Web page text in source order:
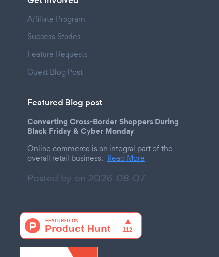
Affiliate Program
Success Stories
Feature Requests
Guest Blog Post
Featured Blog post
Converting Cross-Border Shoppers During
Black Friday & Cyber Monday
Online commerce is an integral part of the
overall retail business. Read More
Posted by on 2026-08-07